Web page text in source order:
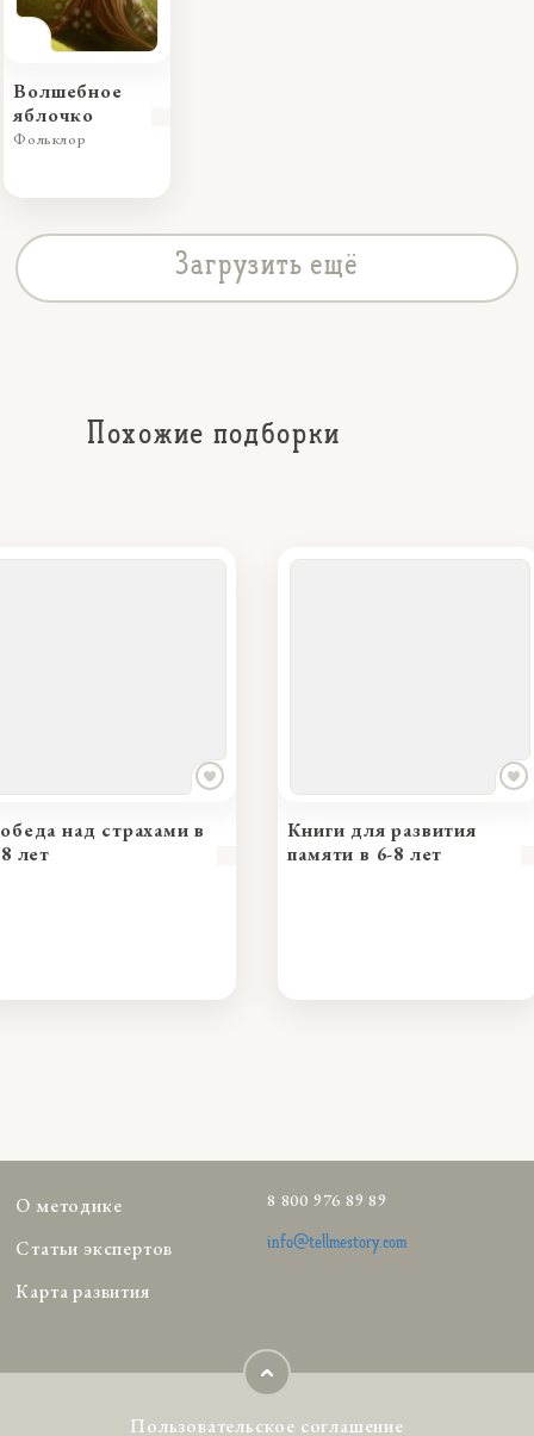
Волшебное
яблочко
Фольклор
Загрузить ещё
Похожие подборки
Книги для развития
Книги на
О методике
Статьи экспертов
Карта развития
8 800 976 89 89
info@tellmestory.com
Пользовательское соглашение